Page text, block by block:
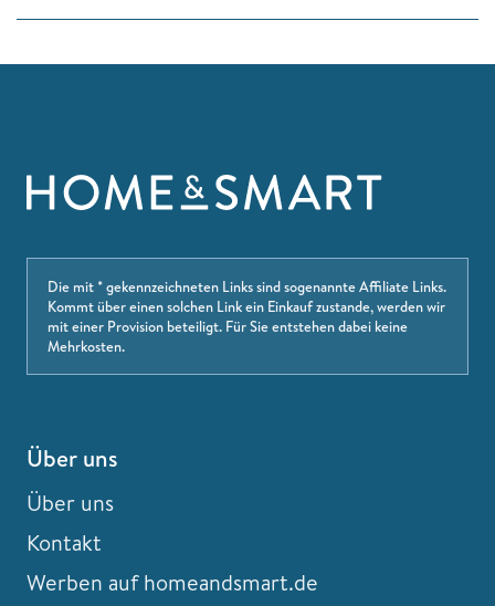
Die mit * gekennzeichneten Links sind sogenannte Affiliate Links.
Kommt über einen solchen Link ein Einkauf zustande, werden wir
mit einer Provision beteiligt. Für Sie entstehen dabei keine
Mehrkosten.
Über uns
Über uns
Kontakt
Werben auf homeandsmart.de